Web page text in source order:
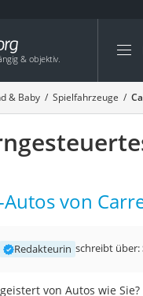
Die
Kind &
& Baby Spielfahrzeuge
Autos von
Redakteurin schreibt über:
von Autos wie